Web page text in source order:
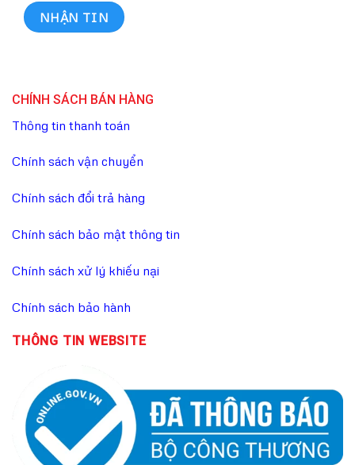
CHÍNH SÁCH BÁN HÀNG
Thông tin thanh toán
Chính sách vận chuyển
Chính sách đổi trả hàng
Chính sách bảo mật thông tin
Chính sách xử lý khiếu nại
Chính sách bảo hành
THÔNG TIN WEBSITE